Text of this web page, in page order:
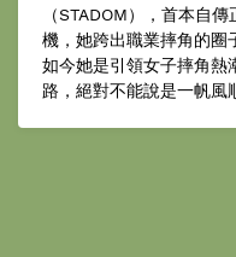
（STADOM），首本自
機，她跨出職業摔角的圈
如今她是引領女子摔角熱
路，絕對不能說是一帆風